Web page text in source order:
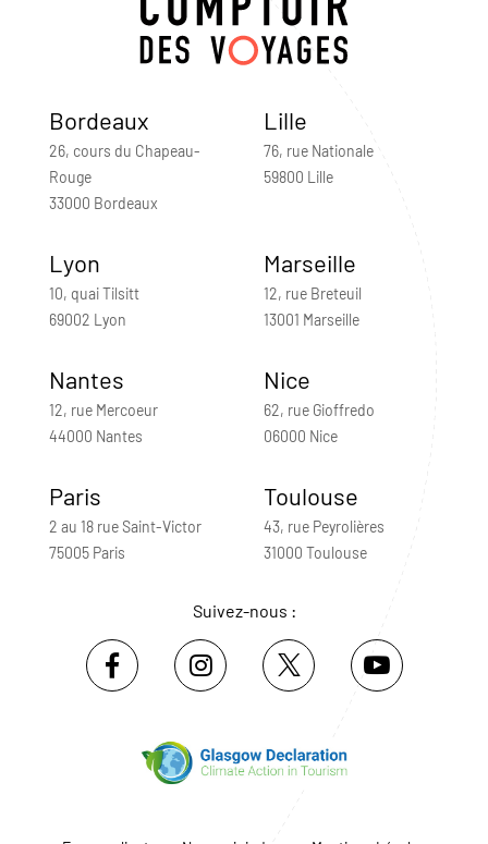
Bordeaux
26, cours du Chapeau-
Rouge
33000 Bordeaux
Lille
76, rue Nationale
59800 Lille
Lyon
10, quai Tilsitt
69002 Lyon
Marseille
12, rue Breteuil
13001 Marseille
Nantes
12, rue Mercoeur
44000 Nantes
Nice
62, rue Gioffredo
06000 Nice
Paris
2 au 18 rue Saint-Victor
75005 Paris
Toulouse
43, rue Peyrolières
31000 Toulouse
Suivez-nous :